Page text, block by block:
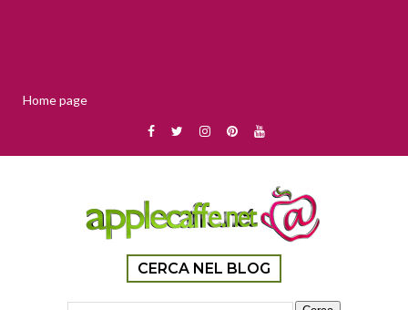
Home page
CERCA NEL BLOG